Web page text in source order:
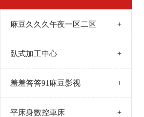
麻豆久久久午夜一区二区 +
臥式加工中心 +
羞羞答答91麻豆影视 +
平床身數控車床 +